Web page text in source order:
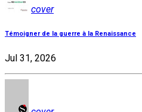
cover
Témoigner de la guerre à la Renaissance
Jul 31, 2026